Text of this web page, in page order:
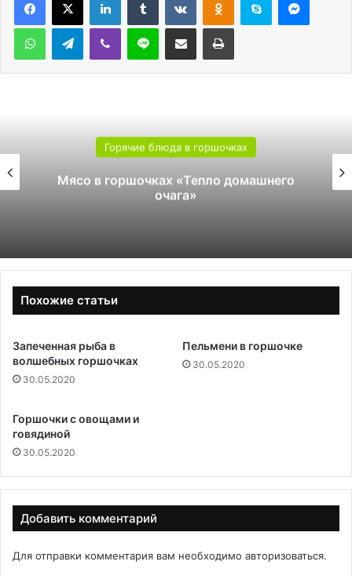
WhatsAppTelegramViber Line Поделиться через электронную почту Печатать
Горячие блюда в горшочках
Мясо в горшочках «Тепло домашнего
очага»
Похожие статьи
Запеченная рыба в
волшебных горшочках
30.05.2020
Пельмени в горшочке
30.05.2020
Горшочки с овощами и
говядиной
30.05.2020
Добавить комментарий
Для отправки комментария вам необходимо авторизоваться.